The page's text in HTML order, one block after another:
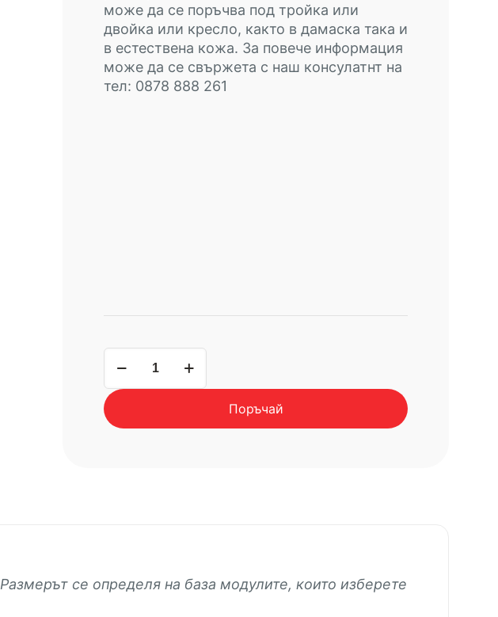
може да се поръчва под тройка или
двойка или кресло, както в дамаска така и
в естествена кожа. За повече информация
може да се свържета с наш консулатнт на
тел: 0878 888 261
за
холова
гарнитура
MICHELANGELO
Поръчай
Размерът се определя на база модулите, които изберете